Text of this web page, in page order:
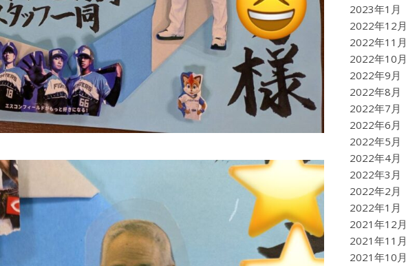
2023年1月
2022年12月
2022年11月
2022年10月
2022年9月
2022年8月
2022年7月
2022年6月
2022年5月
2022年4月
2022年3月
2022年2月
2022年1月
2021年12月
2021年11月
2021年10月